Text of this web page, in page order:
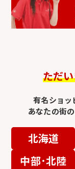
ただ
有名ショッ
あなたの街
北海道
中部･北陸